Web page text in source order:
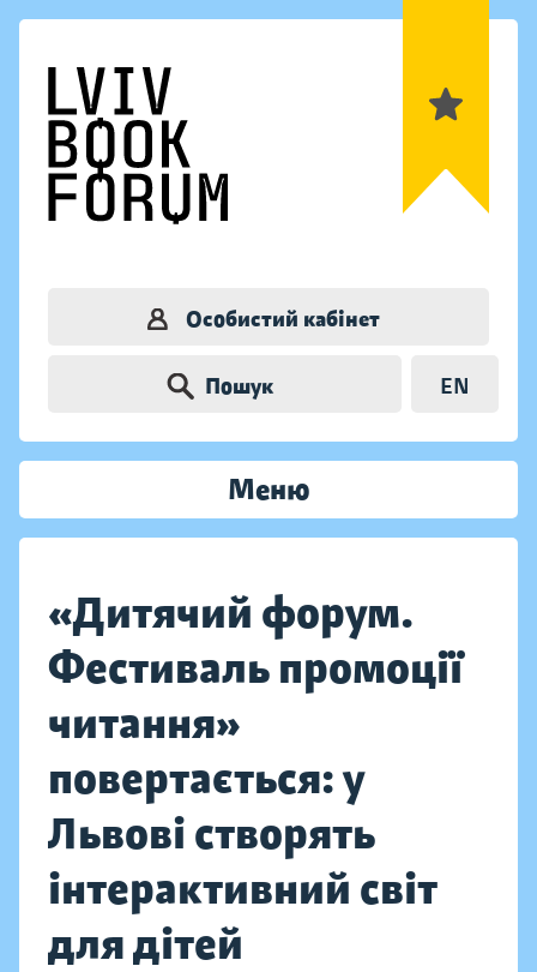
Особистий кабінет
Пошук EN
Меню
«Дитячий форум.
Фестиваль промоції
читання»
повертається: у
Львові створять
інтерактивний світ
для дітей